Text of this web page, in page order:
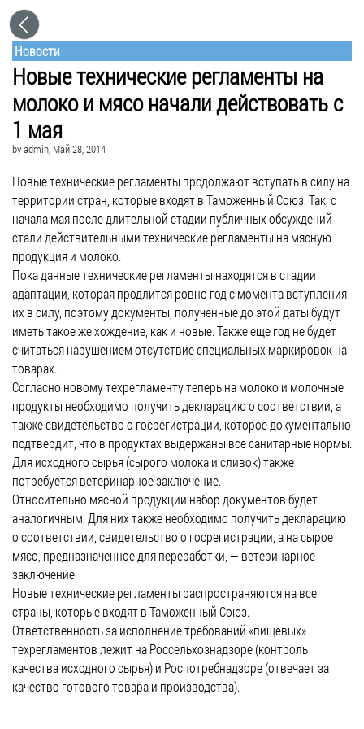
Новости
Новые технические регламенты на
молоко и мясо начали действовать с
1 мая
byadmin, Май 28, 2014
Новые технические регламенты продолжают вступать в силу на
территории стран, которые входят в Таможенный Союз. Так, с
начала мая после длительной стадии публичных обсуждений
стали действительными технические регламенты на мясную
продукция и молоко.
Пока данные технические регламенты находятся в стадии
адаптации, которая продлится ровно год с момента вступления
их в силу, поэтому документы, полученные до этой даты будут
иметь такое же хождение, как и новые. Также еще год не будет
считаться нарушением отсутствие специальных маркировок на
товарах.
Согласно новому техрегламенту теперь на молоко и молочные
продукты необходимо получить декларацию о соответствии, а
также свидетельство о госрегистрации, которое документально
подтвердит, что в продуктах выдержаны все санитарные нормы.
Для исходного сырья (сырого молока и сливок) также
потребуется ветеринарное заключение.
Относительно мясной продукции набор документов будет
аналогичным. Для них также необходимо получить декларацию
о соответствии, свидетельство о госрегистрации, а на сырое
мясо, предназначенное для переработки, — ветеринарное
заключение.
Новые технические регламенты распространяются на все
страны, которые входят в Таможенный Союз.
Ответственность за исполнение требований «пищевых»
техрегламентов лежит на Россельхознадзоре (контроль
качества исходного сырья) и Роспотребнадзоре (отвечает за
качество готового товара и производства).